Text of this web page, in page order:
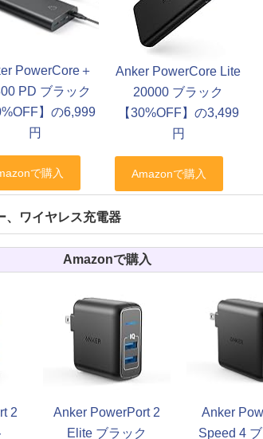
PowerCore＋
PD ブラック
】の6,999
円
Anker PowerCore Lite
20000 ブラック
【30%OFF】の3,499
円
、ワイヤレス充電器
Amazonで購入
2
Anker PowerPort 2
Elite ブラック
Anker
Speed 4